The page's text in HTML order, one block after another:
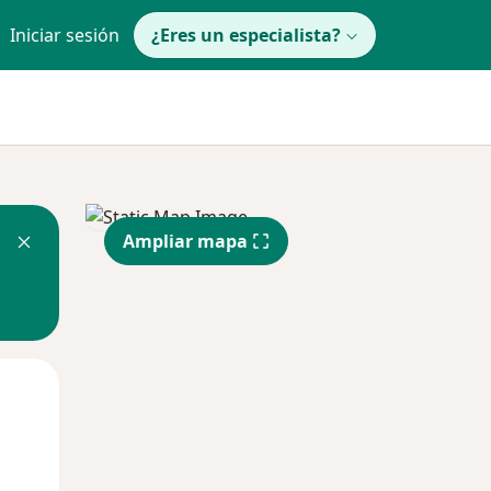
Iniciar sesión ¿Eres un especialista?
Ampliar mapa